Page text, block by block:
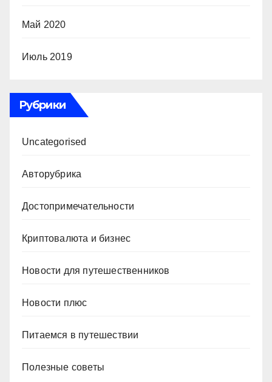
Май 2020
Июль 2019
Рубрики
Uncategorised
Авторубрика
Достопримечательности
Криптовалюта и бизнес
Новости для путешественников
Новости плюс
Питаемся в путешествии
Полезные советы